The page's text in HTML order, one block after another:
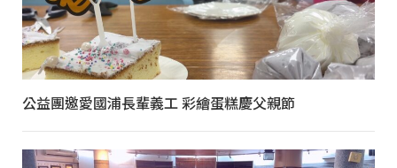
公益團邀愛國浦長輩義工 彩繪蛋糕慶父親節